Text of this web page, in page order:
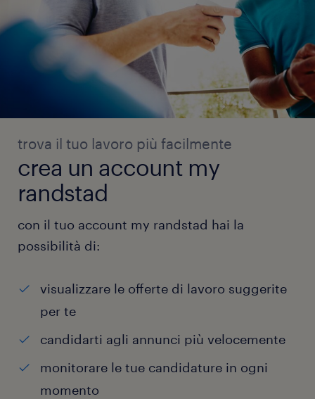
trova il tuo lavoro più facilmente
crea un account my
randstad
con il tuo account my randstad hai la
possibilità di:
visualizzare le offerte di lavoro suggerite
per te
candidarti agli annunci più velocemente
monitorare le tue candidature in ogni
momento